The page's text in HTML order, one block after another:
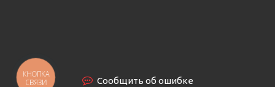
Сообщить об ошибке
КНОПКА
СВЯЗИ